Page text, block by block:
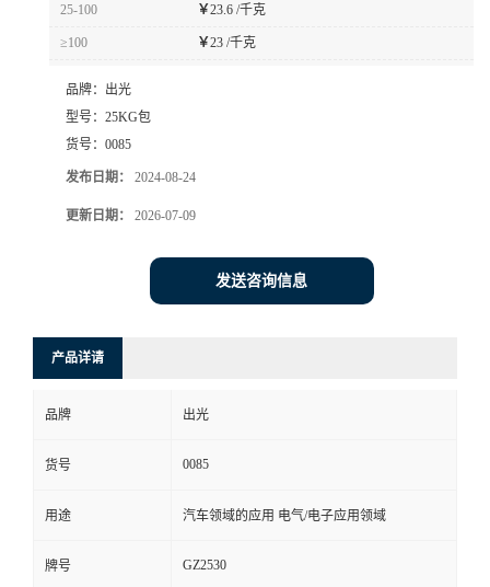
式
言
25-100 ￥23.6 /千克
≥100 ￥23 /千克
品牌： 出光
型号： 25KG包
货号： 0085
发布日期： 2024-08-24
更新日期： 2026-07-09
发送咨询信息
产品详请
品牌 出光
货号 0085
用途 汽车领域的应用 电气/电子应用领域
牌号 GZ2530